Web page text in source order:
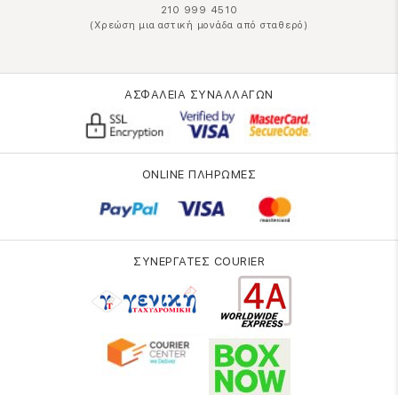
210 999 4510
(Χρεώση μια αστική μονάδα από σταθερό)
ΑΣΦΑΛΕΙΑ ΣΥΝΑΛΛΑΓΩΝ
ONLINE ΠΛΗΡΩΜΕΣ
ΣΥΝΕΡΓΑΤΕΣ COURIER